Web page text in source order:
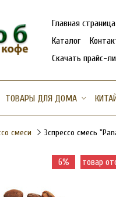
Главная страница
Каталог
Скачать прайс-
ТОВАРЫ ДЛЯ ДОМА
смеси Эспрессо смесь
6% товар